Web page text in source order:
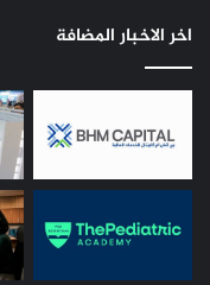
اخر الاخبار المضافة